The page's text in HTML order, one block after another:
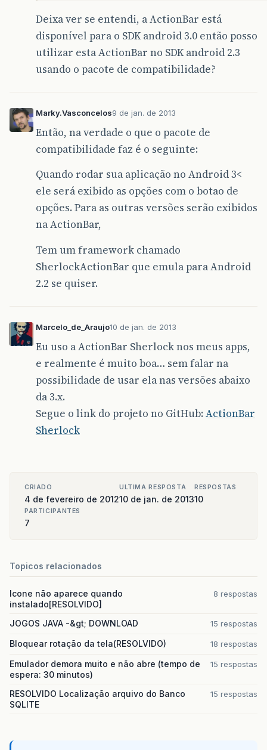
Deixa ver se entendi, a ActionBar está
disponível para o SDK android 3.0 então posso
utilizar esta ActionBar no SDK android 2.3
usando o pacote de compatibilidade?
Marky.Vasconcelos9 de jan. de 2013
Então, na verdade o que o pacote de
compatibilidade faz é o seguinte:
Quando rodar sua aplicação no Android 3<
ele será exibido as opções com o botao de
opções. Para as outras versões serão exibidos
na ActionBar,
Tem um framework chamado
SherlockActionBar que emula para Android
2.2 se quiser.
Marcelo_de_Araujo10 de jan. de 2013
Eu uso a ActionBar Sherlock nos meus apps,
e realmente é muito boa… sem falar na
possibilidade de usar ela nas versões abaixo
da 3.x.
Segue o link do projeto no GitHub: ActionBar
Sherlock
CRIADO
4 de fevereiro de 2012
ULTIMA RESPOSTA
10 de jan. de 2013
RESPOSTAS
10
PARTICIPANTES
7
Topicos relacionados
Icone não aparece quando
instalado[RESOLVIDO]
8 respostas
JOGOS JAVA -&gt; DOWNLOAD 15 respostas
Bloquear rotação da tela(RESOLVIDO) 18 respostas
Emulador demora muito e não abre (tempo de
espera: 30 minutos)
15 respostas
RESOLVIDO Localização arquivo do Banco
SQLITE
15 respostas